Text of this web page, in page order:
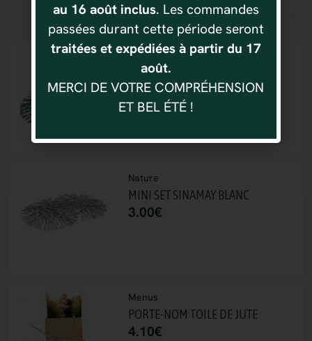
Vous aimerez aussi
Nature
MINI SET SINAMAY VERT
3.00 €
Nature
MINI SET SINAMAY BLANC
3.00€
Menus
PORTE-NOM TOILE DE JUTE
4.10€
au 16 août inclus. Les commandes
passées durant cette période seront
traitées et expédiées à partir du 17
août.
MERCI DE VOTRE COMPRÉHENSION
ET BEL ÉTÉ !